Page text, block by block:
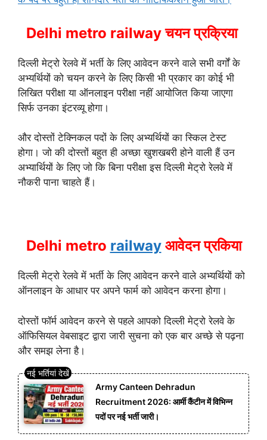
Delhi metro railway चयन प्रक्रिया
दिल्ली मेट्रो रेलवे में भर्ती के लिए आवेदन करने वाले सभी वर्गों के
अभ्यर्थियों को चयन करने के लिए किसी भी प्रकार का कोई भी
लिखित परीक्षा या ऑनलाइन परीक्षा नहीं आयोजित किया जाएगा
सिर्फ उनका इंटरव्यू होगा।
और दोस्तों टेक्निकल पदों के लिए अभ्यर्थियों का स्किल टेस्ट
होगा। जो की दोस्तों बहुत ही अच्छा खुशखबरी होने वाली हैं उन
अभ्यार्थियों के लिए जो कि बिना परीक्षा इस दिल्ली मेट्रो रेलवे में
नौकरी पाना चाहते हैं।
Delhi metro railwayआवेदन प्रकिया
दिल्ली मेट्रो रेलवे में भर्ती के लिए आवेदन करने वाले अभ्यर्थियों को
ऑनलाइन के आधार पर अपने फार्म को आवेदन करना होगा।
दोस्तों फॉर्म आवेदन करने से पहले आपको दिल्ली मेट्रो रेलवे के
ऑफिसियल वेबसाइट द्वारा जारी सुचना को एक बार अच्छे से पढ़ना
और समझ लेना है।
Army Canteen Dehradun
Recruitment 2026: आर्मी कैंटीन में विभिन्न
पदों पर नई भर्ती जारी।